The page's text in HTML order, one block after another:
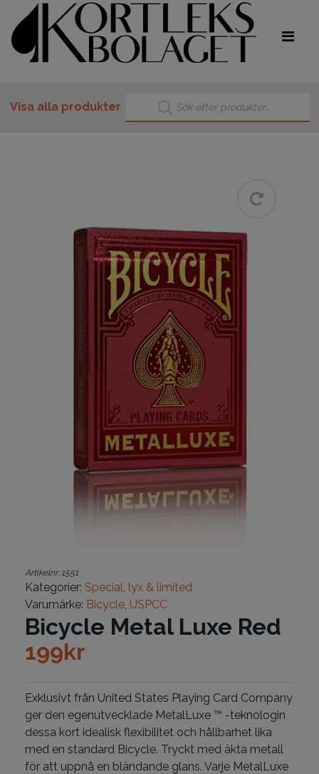
Visa alla produkter
Produktsökning
Artikelnr: 1551
Kategorier: Special, lyx & limited
Varumärke: Bicycle, USPCC
Bicycle Metal Luxe Red
199kr
Exklusivt från United States Playing Card Company
ger den egenutvecklade MetalLuxe ™ -teknologin
dessa kort idealisk flexibilitet och hållbarhet lika
med en standard Bicycle. Tryckt med äkta metall
för att uppnå en bländande glans. Varje MetalLuxe